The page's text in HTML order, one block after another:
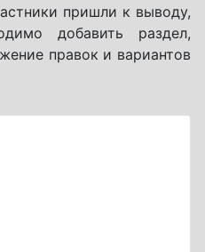
пришли к выводу,
добавить раздел,
правок и вариантов